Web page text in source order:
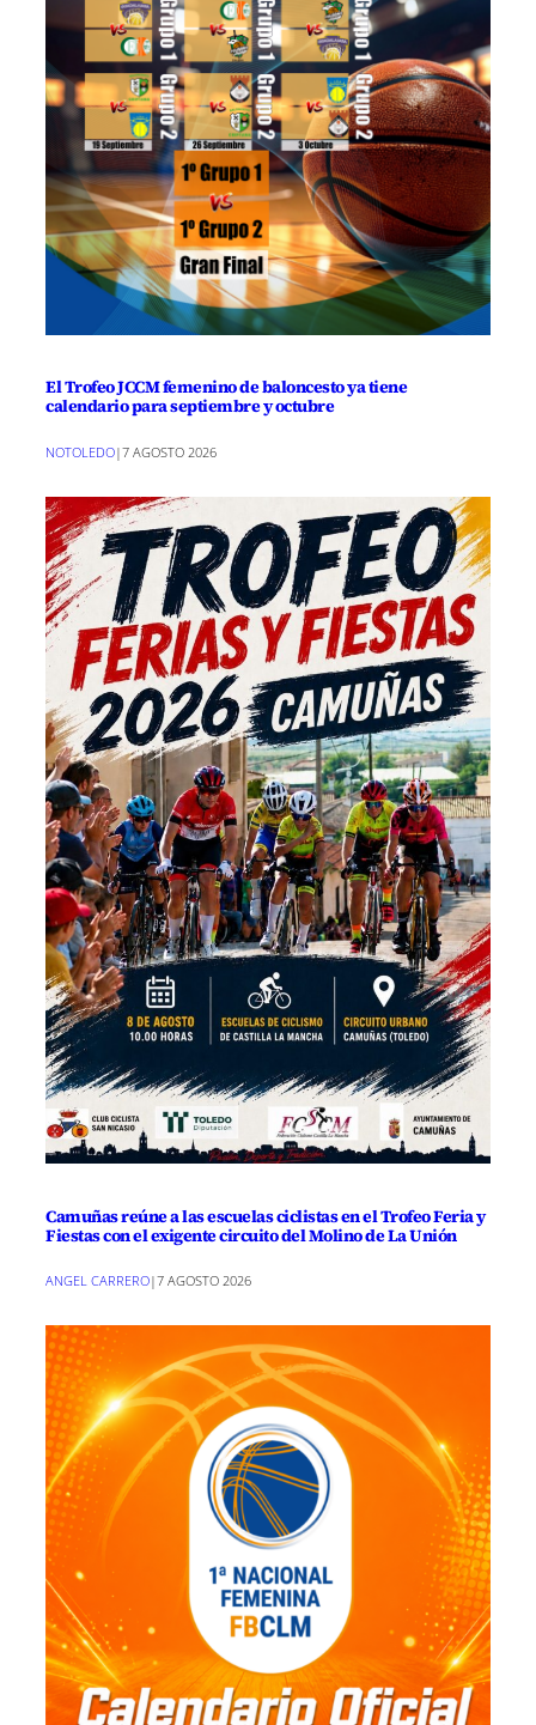
El Trofeo JCCM femenino de baloncesto ya tiene
calendario para septiembre y octubre
NOTOLEDO|7 AGOSTO 2026
Camuñas reúne a las escuelas ciclistas en el Trofeo Feria y
Fiestas con el exigente circuito del Molino de La Unión
ANGEL CARRERO|7 AGOSTO 2026